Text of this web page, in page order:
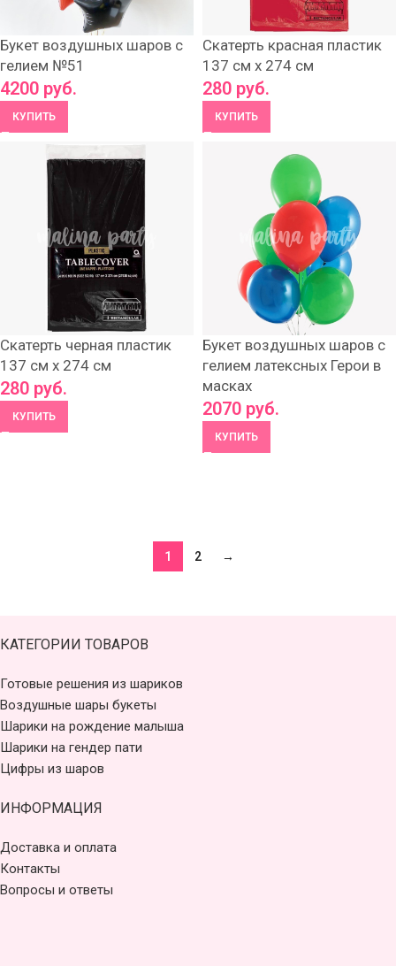
Букет воздушных шаров с
гелием №51
4200 руб.
КУПИТЬ
Скатерть красная пластик
137 см х 274 см
280 руб.
КУПИТЬ
Скатерть черная пластик
137 см х 274 см
280 руб.
КУПИТЬ
Букет воздушных шаров с
гелием латексных Герои в
масках
2070 руб.
КУПИТЬ
1 2 →
КАТЕГОРИИ ТОВАРОВ
Готовые решения из шариков
Воздушные шары букеты
Шарики на рождение малыша
Шарики на гендер пати
Цифры из шаров
ИНФОРМАЦИЯ
Доставка и оплата
Контакты
Вопросы и ответы